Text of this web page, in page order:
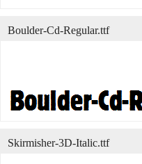
Boulder-Cd-Regular.ttf
Skirmisher-3D-Italic.ttf